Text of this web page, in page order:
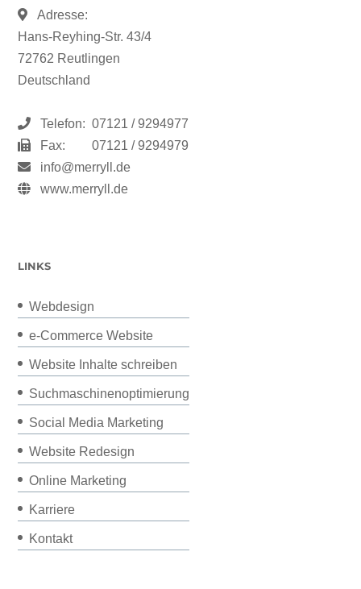
Adresse:
Hans-Reyhing-Str. 43/4
72762 Reutlingen
Deutschland
Telefon: 07121 / 9294977
Fax:
07121 / 9294979
info@merryll.de
www.merryll.de
LINKS
Webdesign
e-Commerce Website
Website Inhalte schreiben
Suchmaschinenoptimierung
Social Media Marketing
Website Redesign
Online Marketing
Karriere
Kontakt